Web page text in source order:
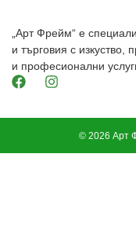
„Арт Фрейм“ е
и търговия с
и професионални
© 2026 Арт